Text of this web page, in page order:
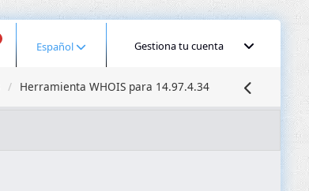
Español Gestiona tu cuenta
Herramienta WHOIS para 14.97.4.34